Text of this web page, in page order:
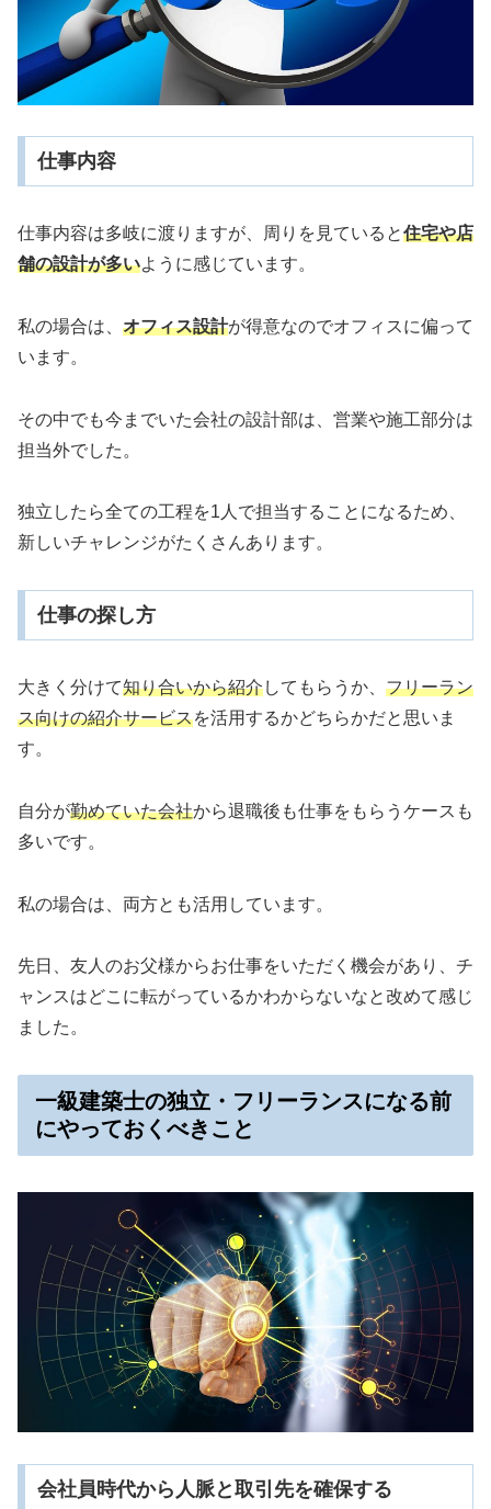
仕事内容
仕事内容は多岐に渡りますが、周りを見ていると住宅や店
舗の設計が多いように感じています。
私の場合は、 オフィス設計が得意なのでオフィスに偏って
います。
その中でも今までいた会社の設計部は、営業や施工部分は
担当外でした。
独立したら全ての工程を1人で担当することになるため、
新しいチャレンジがたくさんあります。
仕事の探し方
大きく分けて知り合いから紹介してもらうか、 フリーラン
ス向けの紹介サービスを活用するかどちらかだと思いま
す。
自分が勤めていた会社から退職後も仕事をもらうケースも
多いです。
私の場合は、両方とも活用しています。
先日、友人のお父様からお仕事をいただく機会があり、チ
ャンスはどこに転がっているかわからないなと改めて感じ
ました。
一級建築士の独立・フリーランスになる前
にやっておくべきこと
会社員時代から人脈と取引先を確保する